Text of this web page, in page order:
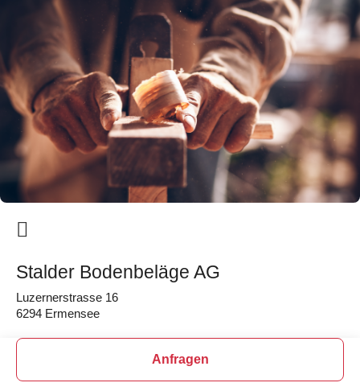
Stalder Bodenbeläge AG
Luzernerstrasse 16
6294 Ermensee
Anfragen